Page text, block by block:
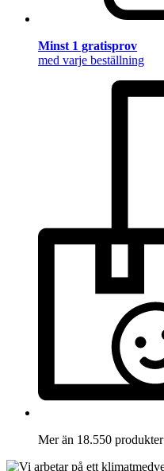
Minst 1 gratisprov
med varje beställning
Mer än 18.550 produkter